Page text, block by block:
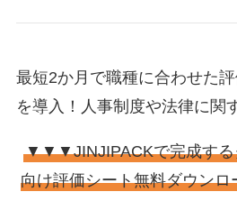
最短2か月で職種に合わせた
を導入！人事制度や法律に関
▼▼▼JINJIPACKで完成する
向け評価シート無料ダウンロ